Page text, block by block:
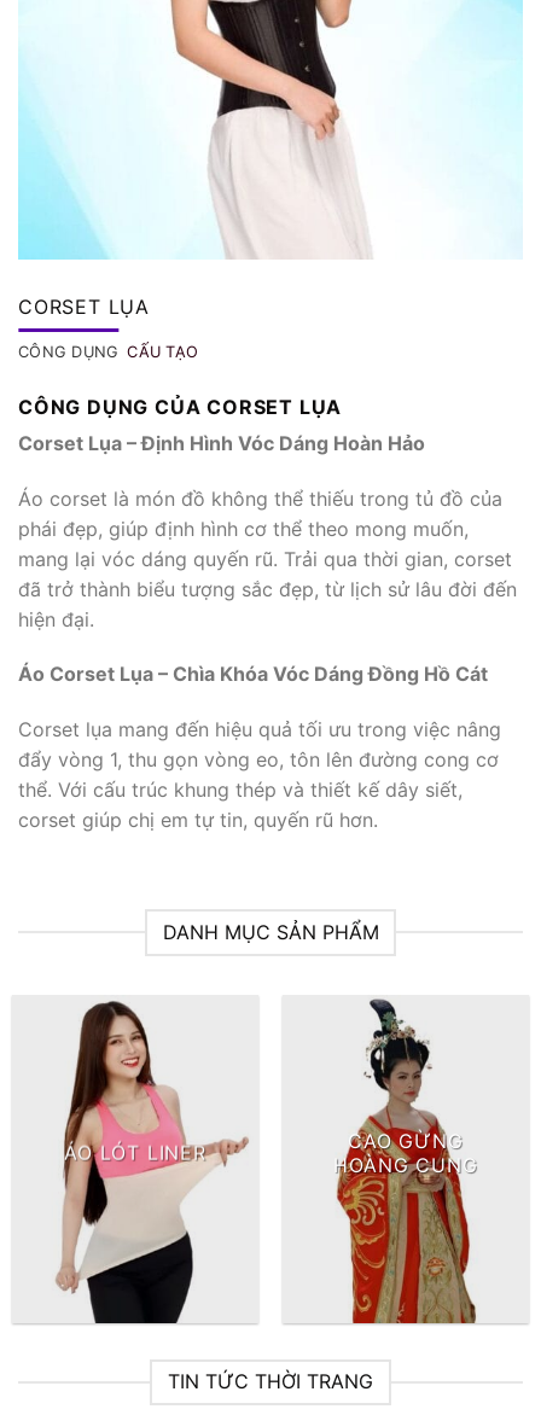
CORSET LỤA
CÔNG DỤNG CẤU TẠO
CÔNG DỤNG CỦA CORSET LỤA
Corset Lụa – Định Hình Vóc Dáng Hoàn Hảo
Áo corset là món đồ không thể thiếu trong tủ đồ của
phái đẹp, giúp định hình cơ thể theo mong muốn,
mang lại vóc dáng quyến rũ. Trải qua thời gian, corset
đã trở thành biểu tượng sắc đẹp, từ lịch sử lâu đời đến
hiện đại.
Áo Corset Lụa – Chìa Khóa Vóc Dáng Đồng Hồ Cát
Corset lụa mang đến hiệu quả tối ưu trong việc nâng
đẩy vòng 1, thu gọn vòng eo, tôn lên đường cong cơ
thể. Với cấu trúc khung thép và thiết kế dây siết,
corset giúp chị em tự tin, quyến rũ hơn.
DANH MỤC SẢN PHẨM
ÁO LÓT LINER
CAO GỪNG
HOÀNG CUNG
TIN TỨC THỜI TRANG